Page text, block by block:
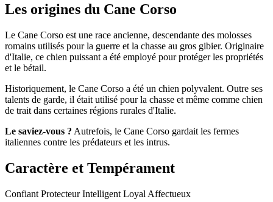
Les origines du Cane Corso
Le Cane Corso est une race ancienne, descendante des molosses
romains utilisés pour la guerre et la chasse au gros gibier. Originaire
d'Italie, ce chien puissant a été employé pour protéger les propriétés
et le bétail.
Historiquement, le Cane Corso a été un chien polyvalent. Outre ses
talents de garde, il était utilisé pour la chasse et même comme chien
de trait dans certaines régions rurales d'Italie.
Le saviez-vous ? Autrefois, le Cane Corso gardait les fermes
italiennes contre les prédateurs et les intrus.
Caractère et Tempérament
Confiant ProtecteurIntelligent Loyal Affectueux